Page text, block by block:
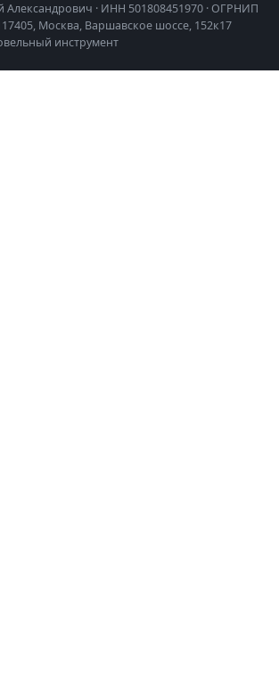
· ИНН 501808451970 · ОГРНИП
Москва, Варшавское шоссе, 152к17
инструмент